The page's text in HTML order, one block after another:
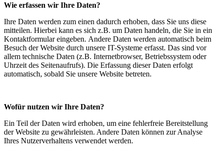
Wie erfassen wir Ihre Daten?
Ihre Daten werden zum einen dadurch erhoben, dass Sie uns diese
mitteilen. Hierbei kann es sich z.B. um Daten handeln, die Sie in ein
Kontaktformular eingeben. Andere Daten werden automatisch beim
Besuch der Website durch unsere IT-Systeme erfasst. Das sind vor
allem technische Daten (z.B. Internetbrowser, Betriebssystem oder
Uhrzeit des Seitenaufrufs). Die Erfassung dieser Daten erfolgt
automatisch, sobald Sie unsere Website betreten.
Wofür nutzen wir Ihre Daten?
Ein Teil der Daten wird erhoben, um eine fehlerfreie Bereitstellung
der Website zu gewährleisten. Andere Daten können zur Analyse
Ihres Nutzerverhaltens verwendet werden.